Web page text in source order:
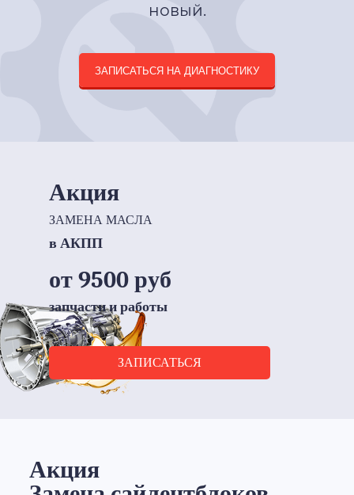
новый.
ЗАПИСАТЬСЯ НА ДИАГНОСТИКУ
Акция
ЗАМЕНА МАСЛА
в АКПП
от 9500 руб
запчасти и работы
ЗАПИСАТЬСЯ
Акция